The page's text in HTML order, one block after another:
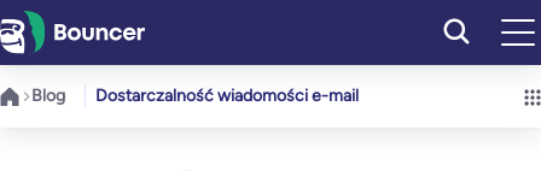
Przejdź
do
treści
Blog Dostarczalność wiadomości e-mail